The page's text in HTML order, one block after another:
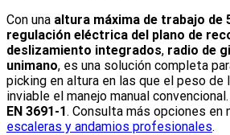
Con una altura máxima de trabajo de
regulación eléctrica del plano de
deslizamiento integrados, radio de
unimano, es una solución completa
picking en altura en las que el peso de
inviable el manejo manual
EN 3691-1. Consulta más opciones en
escaleras y andamios profesionales.